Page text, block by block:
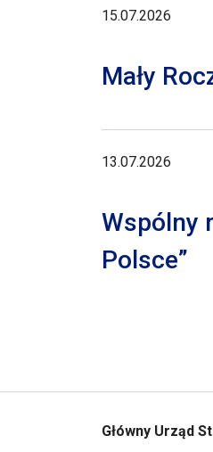
15.07.2026
Mały
13.07.2026
Wspólny
Polsce”
Główny Urząd